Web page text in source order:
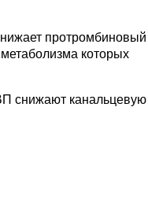
протромбиновый
которых
снижают канальцевую